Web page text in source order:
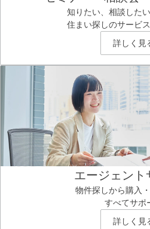
知りたい、相談した
住まい探しのサービ
詳しく見
エージェント
物件探しから購入
すべてサポ
詳しく見